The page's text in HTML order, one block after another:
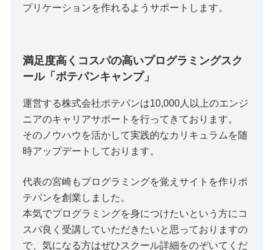
プリケーションを作れるようサポートします。
満足度高くコスパの高いプログラミングスク
ール「ポテパンキャンプ」
運営する株式会社ポテパンは10,000人以上のエンジ
ニアのキャリアサポートを行ってきております。
そのノウハウを活かして実践的なカリキュラムを随
時アップデートしております。
代表の宮崎もプログラミングを覚えサイトを作りポ
テパンを創業しました。
本気でプログラミングを身につけたいという方にコ
スパ良く受講していただきたいと思っておりますの
で、気になる方はぜひスクール詳細をのぞいてくだ